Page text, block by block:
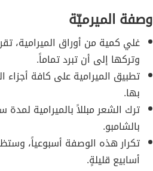
وصفة الميرميّة
غلي كمية من أوراق الميرامية،
وتركها إلى أن تبرد تماماً.
تطبيق الميرامية على كافة
بها.
ترك الشعر مبللاً بالميرامية
بالشامبو.
تكرار هذه الوصفة أسبوعياً،
أسابيع قليلةٍ.